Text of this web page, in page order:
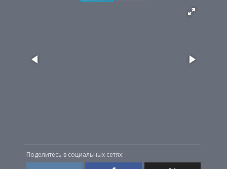
Поделитесь в социальных сетях: